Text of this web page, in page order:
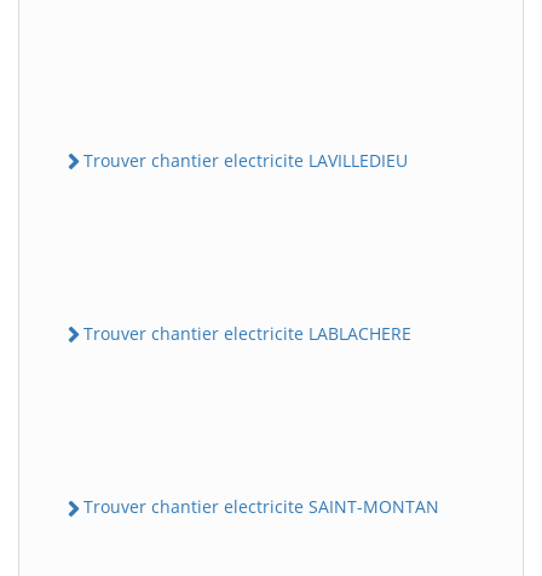
Trouver chantier electricite LAVILLEDIEU
Trouver chantier electricite LABLACHERE
Trouver chantier electricite SAINT-MONTAN